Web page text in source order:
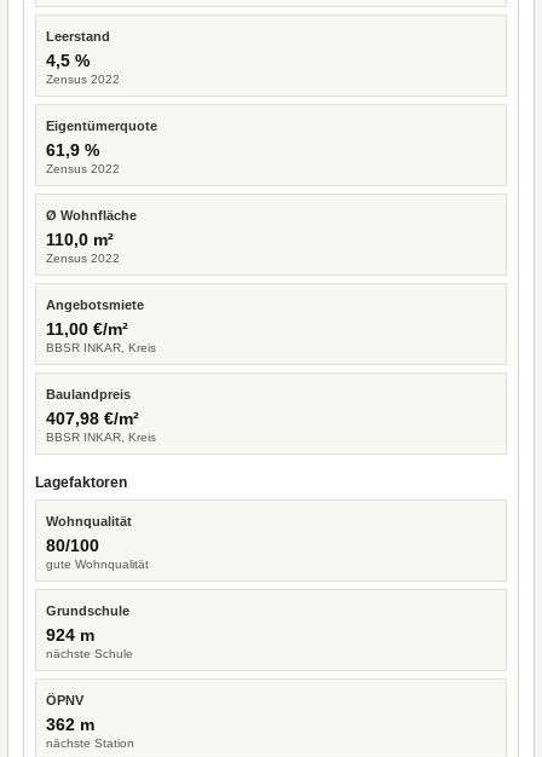
Leerstand
4,5 %
Zensus 2022
Eigentümerquote
61,9 %
Zensus 2022
Ø Wohnfläche
110,0 m²
Zensus 2022
Angebotsmiete
11,00 €/m²
BBSR INKAR, Kreis
Baulandpreis
407,98 €/m²
BBSR INKAR, Kreis
Lagefaktoren
Wohnqualität
80/100
gute Wohnqualität
Grundschule
924 m
nächste Schule
ÖPNV
362 m
nächste Station